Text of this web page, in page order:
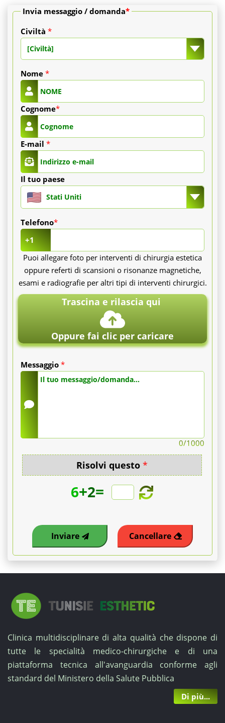
Qual
nostro
prezzo
interessante
palloncino
gastrico
Allurion
Tunisia
metodo
recente
sicuro
per
perdere
che
richiede
ricovero
prezzi
a
soli
€
2.550
includono
Invia messaggio / domanda*
Civiltà *
[Civiltà]
Nome *
Cognome*
E-mail *
Il tuo paese
Stati Uniti
Telefono*
+1
Puoi allegare foto per interventi di chirurgia estetica
oppure referti di scansioni o risonanze magnetiche,
esami e radiografie per altri tipi di interventi chirurgici.
Trascina e rilascia qui
Oppure fai clic per caricare
Messaggio *
0/1000
Risolvi questo *
6+2=
Inviare Cancellare
Clinica multidisciplinare di alta qualità che dispone di
tutte le specialità medico-chirurgiche e di una
piattaforma tecnica all'avanguardia conforme agli
standard del Ministero della Salute Pubblica
Di più...